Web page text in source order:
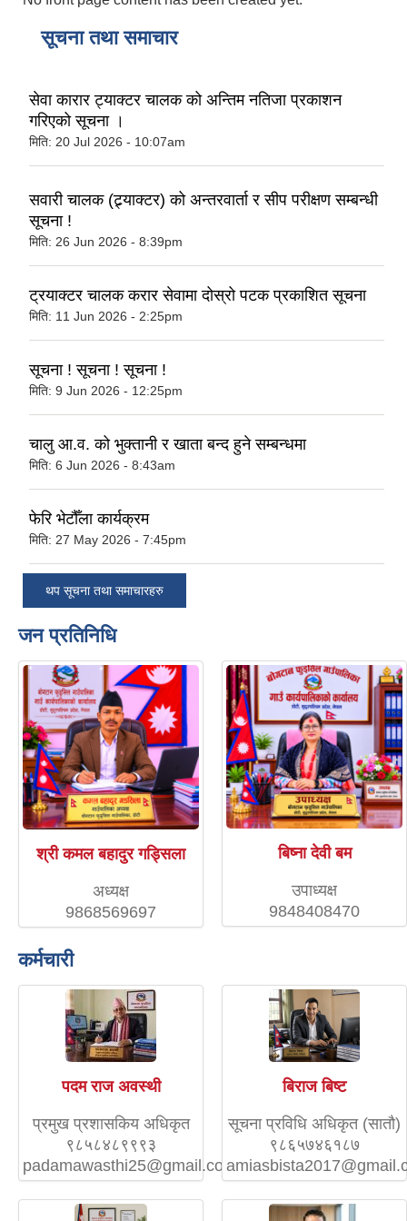
सूचना तथा समाचार
सेवा कारार ट्याक्टर चालक को अन्तिम नतिजा प्रकाशन
गरिएको सूचना ।
मिति: 20 Jul 2026 - 10:07am
सवारी चालक (ट्र्याक्टर) को अन्तरवार्ता र सीप परीक्षण सम्बन्धी
सूचना !
मिति: 26 Jun 2026 - 8:39pm
ट्रयाक्टर चालक करार सेवामा दोस्रो पटक प्रकाशित सूचना
मिति: 11 Jun 2026 - 2:25pm
सूचना ! सूचना ! सूचना !
मिति: 9 Jun 2026 - 12:25pm
चालु आ.व. को भुक्तानी र खाता बन्द हुने सम्बन्धमा
मिति: 6 Jun 2026 - 8:43am
फेरि भेटौँला कार्यक्रम
मिति: 27 May 2026 - 7:45pm
थप सूचना तथा समाचारहरु
जन प्रतिनिधि
श्री कमल बहादुर गड्सिला
अध्यक्ष
9868569697
बिष्ना देवी बम
उपाध्यक्ष
9848408470
कर्मचारी
पदम राज अवस्थी
प्रमुख प्रशासकिय अधिकृत
९८५८४८९९९३
padamawasthi25@gmail.com
बिराज बिष्ट
सूचना प्रविधि अधिकृत (सातौ)
९८६५७४६१८७